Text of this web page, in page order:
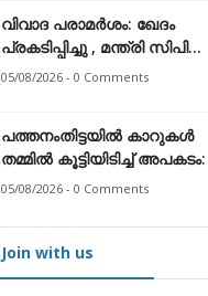
വിവാദ പരാമർശം: ഖേദം
പ്രകടിപ്പിച്ചു , മന്ത്രി സിപി
ജോൺ
05/08/2026 - 0 Comments
പത്തനംതിട്ടയിൽ കാറുകൾ
തമ്മിൽ കൂട്ടിയിടിച്ച് അപകടം:
05/08/2026 - 0 Comments
Join with us